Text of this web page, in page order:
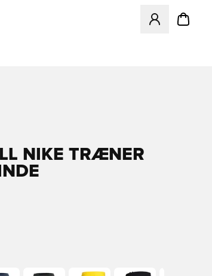
Åbner en
NIKE TRÆNER